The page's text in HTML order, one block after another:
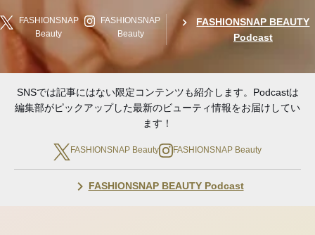
FASHIONSNAP
Beauty
FASHIONSNAP
Beauty
FASHIONSNAP BEAUTY
Podcast
SNSでは記事にはない限定コンテンツも紹介します。Podcastは
編集部がピックアップした最新のビューティ情報をお届けしてい
ます！
FASHIONSNAP Beauty FASHIONSNAP Beauty
FASHIONSNAP BEAUTY Podcast